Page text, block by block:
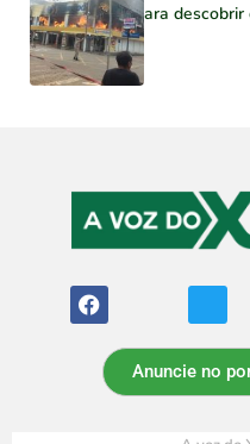
para descobrir
Anuncie no